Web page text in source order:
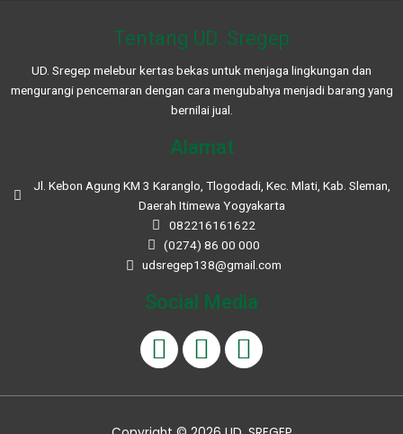
Tentang UD. Sregep
UD. Sregep melebur kertas bekas untuk menjaga lingkungan dan
mengurangi pencemaran dengan cara mengubahya menjadi barang yang
bernilai jual.
Alamat
Jl. Kebon Agung KM 3 Karanglo, Tlogodadi, Kec. Mlati, Kab. Sleman,
Daerah Itimewa Yogyakarta
082216161622
(0274) 86 00 000
udsregep138@gmail.com
Social Media
F
a
c
e
I
n
s
t
W
h
a
t